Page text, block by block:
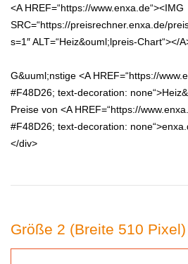
<A HREF=“https://www.enxa.de“><IMG
SRC=“https://preisrechner.enxa.de/
s=1″ ALT=“Heiz&ouml;lpreis-Chart“></
G&uuml;nstige <A HREF=“https://
#F48D26; text-decoration:
Preise von <A HREF=“https://
#F48D26; text-decoration:
</div>
Größe 2 (Breite 510 Pixel)